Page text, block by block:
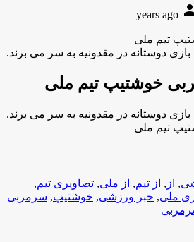
تیم ملی
دوستانه در مقدونیه به سر می برند.
خوشتیپ تیم ملی
دوستانه در مقدونیه به سر می برند.
تیم ملی
, از , از تیم, از ملی, تصاویری تیم,
ملی, خبر ورزشی, خوشتیپ, سرمربی